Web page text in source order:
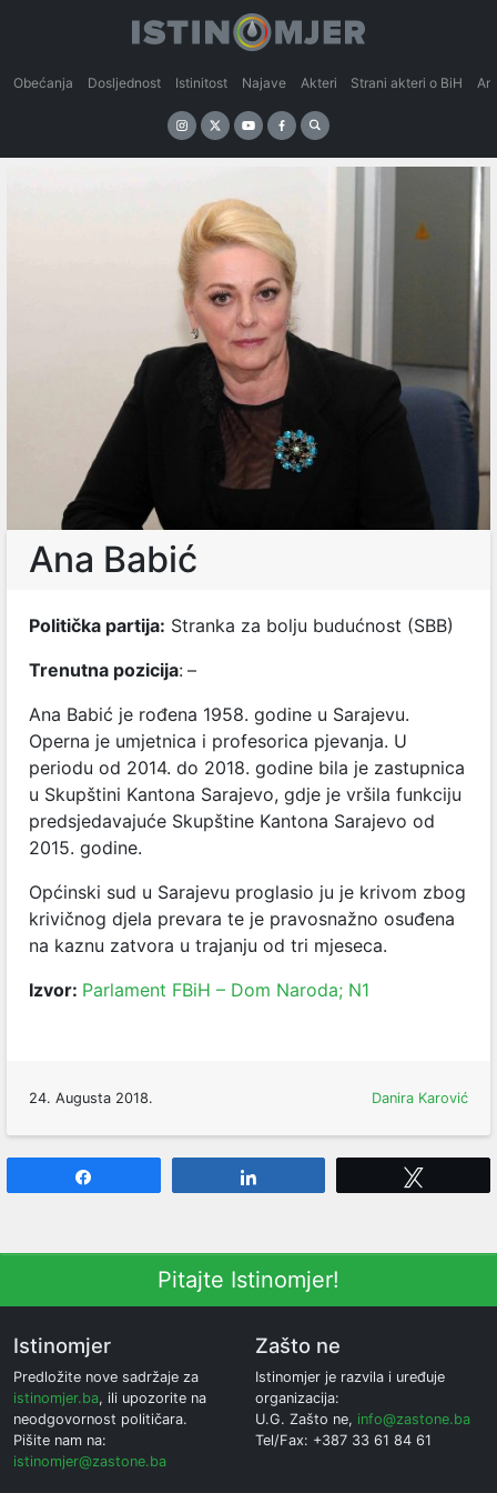
Obećanja Dosljednost Istinitost Najave Akteri Strani akteri o BiH
Ana Babić
Politička partija: Stranka za bolju budućnost (SBB)
Trenutna pozicija: –
Ana Babić je rođena 1958. godine u Sarajevu.
Operna je umjetnica i profesorica pjevanja. U
periodu od 2014. do 2018. godine bila je zastupnica
u Skupštini Kantona Sarajevo, gdje je vršila funkciju
predsjedavajuće Skupštine Kantona Sarajevo od
2015. godine.
Općinski sud u Sarajevu proglasio ju je krivom zbog
krivičnog djela prevara te je pravosnažno osuđena
na kaznu zatvora u trajanju od tri mjeseca.
Izvor: Parlament FBiH – Dom Naroda; N1
24. Augusta 2018. Danira Karović
Pitajte Istinomjer!
Istinomjer
Predložite nove sadržaje za
istinomjer.ba, ili upozorite na
neodgovornost političara.
Pišite nam na:
istinomjer@zastone.ba
Zašto ne
Istinomjer je razvila i uređuje
organizacija:
U.G. Zašto ne, info@zastone.ba
Tel/Fax: +387 33 61 84 61